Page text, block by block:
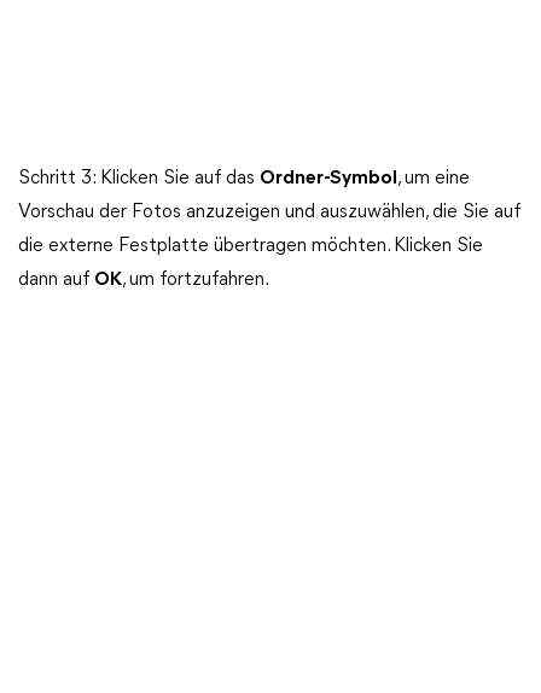
Schritt 3: Klicken Sie auf das Ordner-Symbol , um eine
Vorschau der Fotos anzuzeigen und auszuwählen, die Sie auf
die externe Festplatte übertragen möchten. Klicken Sie
dann auf OK, um fortzufahren.